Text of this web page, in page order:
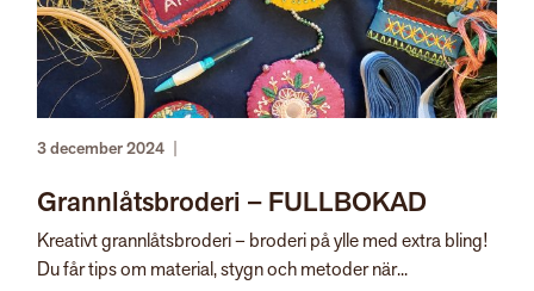
3 december 2024
Grannlåtsbroderi – FULLBOKAD
Kreativt grannlåtsbroderi – broderi på ylle med extra bling!
Du får tips om material, stygn och metoder när...